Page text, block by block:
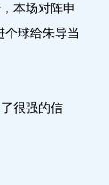
本场对阵申
个球给朱导当
很强的信